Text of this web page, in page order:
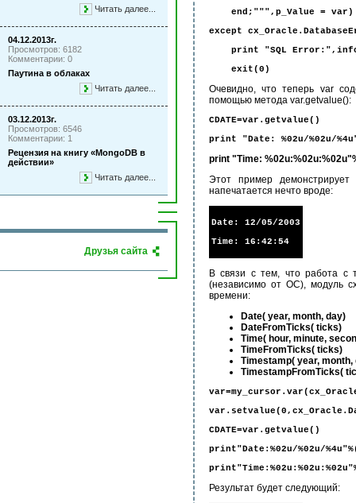
Читать далее...
04.12.2013г.
Просмотров: 6182
Комментарии: 0
Паутина в облаках
Читать далее...
03.12.2013г.
Просмотров: 6546
Комментарии: 1
Рецензия на книгу «MongoDB в
действии»
Читать далее...
Друзья сайта
end;""",p_Value = var)
except
print "SQL
exit(0)
Очевидно, что теперь var
помощью метода var.getvalue():
CDATE=var.getvalue()
print "Date: %02u/%02u/
print "Time:
Этот пример
напечатается нечто вроде:
Date: 12/05/2003
Time: 16:42:54
В связи с тем, что работа с
(независимо от ОС), модуль
времени:
Date( year, month, day)
DateFromTicks( ticks)
Time( hour, minute,
TimeFromTicks( ticks)
Timestamp( year, month,
TimestampFromTicks(
CDATE=var.getvalue()
print"Date:%02u/%02u/
Результат будет следующий: